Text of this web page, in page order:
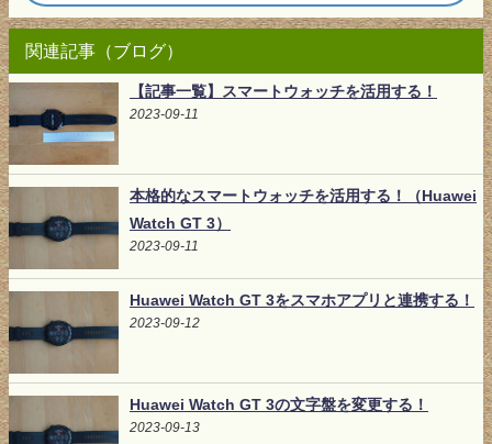
関連記事（ブログ）
【記事一覧】スマートウォッチを活用する！
2023-09-11
本格的なスマートウォッチを活用する！（Huawei
Watch GT 3）
2023-09-11
Huawei Watch GT 3をスマホアプリと連携する！
2023-09-12
Huawei Watch GT 3の文字盤を変更する！
2023-09-13